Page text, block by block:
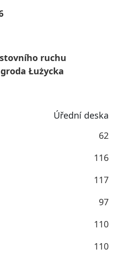
ruchu
Łużycka
Úřední deska
62
116
117
97
110
110